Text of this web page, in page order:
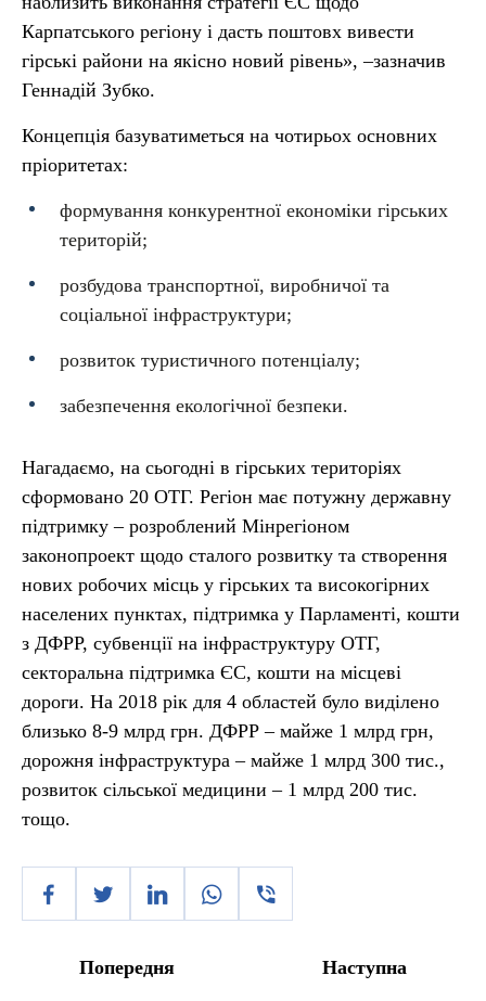
Карпатського регіону і дасть поштовх вивести
гірські райони на якісно новий рівень», –зазначив
Геннадій Зубко.
Концепція базуватиметься на чотирьох основних
пріоритетах:
формування конкурентної економіки гірських
територій;
розбудова транспортної, виробничої та
соціальної інфраструктури;
розвиток туристичного потенціалу;
забезпечення екологічної безпеки.
Нагадаємо, на сьогодні в гірських територіях
сформовано 20 ОТГ. Регіон має потужну державну
підтримку – розроблений Мінрегіоном
законопроект щодо сталого розвитку та створення
нових робочих місць у гірських та високогірних
населених пунктах, підтримка у Парламенті, кошти
з ДФРР, субвенції на інфраструктуру ОТГ,
секторальна підтримка ЄС, кошти на місцеві
дороги. На 2018 рік для 4 областей було виділено
близько 8-9 млрд грн. ДФРР – майже 1 млрд грн,
дорожня інфраструктура – майже 1 млрд 300 тис.,
розвиток сільської медицини – 1 млрд 200 тис.
тощо.
Попередня Наступна